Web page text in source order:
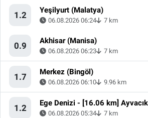
1.2 Yeşilyurt (Malatya)
06.08.2026 06:24 7 km
0.9 Akhisar (Manisa)
06.08.2026 06:23 7 km
1.7 Merkez (Bingöl)
06.08.2026 06:10 9.96 km
1.2 Ege Denizi - [16.06 km]
06.08.2026 05:34 7 km